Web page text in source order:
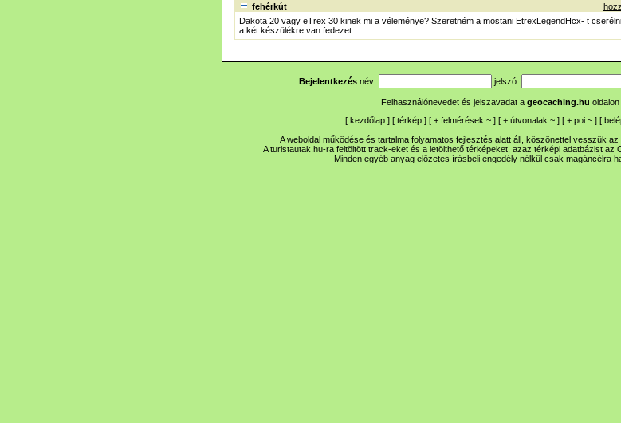
fehérkút
Dakota 20 vagy eTrex 30 kinek mi a véleménye? Szeretném a mostani EtrexLegendHcx- t
a két készülékre van fedezet.
Bejelentkezés név: jelszó:
Felhasználónevedet és jelszavadat a geocaching.hu
[ kezdőlap ] [ térkép ] [ + felmérések ~ ] [ + útvonalak ~ ] [ + poi ~ ] [
A weboldal működése és tartalma folyamatos fejlesztés alatt áll, köszönettel vesszük
A turistautak.hu-ra feltöltött track-eket és a letölthető térképeket, azaz térképi adatbázist az
Minden egyéb anyag előzetes írásbeli engedély nélkül csak magáncélra